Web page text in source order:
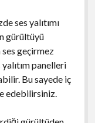
ses yalıtımı
gürültüyü
geçirmez
panelleri
Bu sayede iç
edebilirsiniz.